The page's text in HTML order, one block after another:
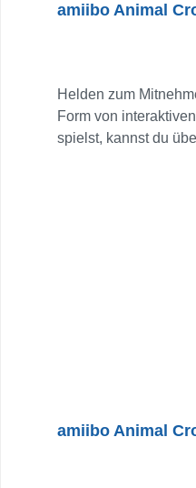
amiibo Animal
Helden zum
Form von
spielst, kannst du
NFC-Kontaktpunkt
dem New Nintendo
3DS und 2DS +
erhältlich)
amiibo Animal